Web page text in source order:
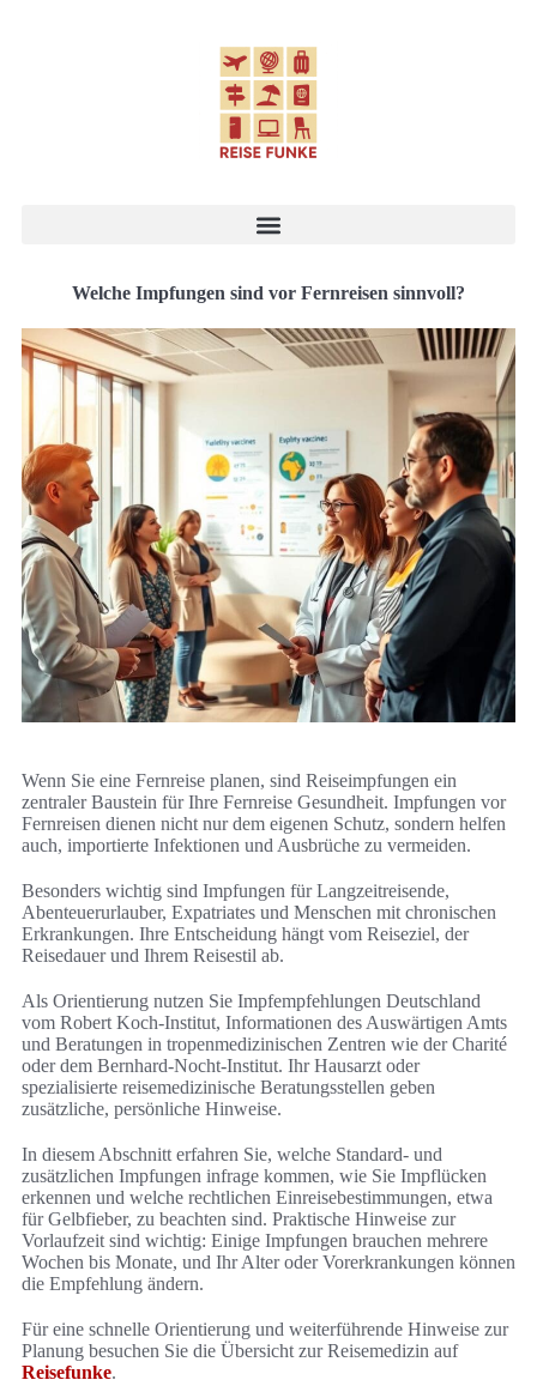
Welche Impfungen sind vor Fernreisen sinnvoll?
Wenn Sie eine Fernreise planen, sind Reiseimpfungen ein
zentraler Baustein für Ihre Fernreise Gesundheit. Impfungen vor
Fernreisen dienen nicht nur dem eigenen Schutz, sondern helfen
auch, importierte Infektionen und Ausbrüche zu vermeiden.
Besonders wichtig sind Impfungen für Langzeitreisende,
Abenteuerurlauber, Expatriates und Menschen mit chronischen
Erkrankungen. Ihre Entscheidung hängt vom Reiseziel, der
Reisedauer und Ihrem Reisestil ab.
Als Orientierung nutzen Sie Impfempfehlungen Deutschland
vom Robert Koch‑Institut, Informationen des Auswärtigen Amts
und Beratungen in tropenmedizinischen Zentren wie der Charité
oder dem Bernhard-Nocht-Institut. Ihr Hausarzt oder
spezialisierte reisemedizinische Beratungsstellen geben
zusätzliche, persönliche Hinweise.
In diesem Abschnitt erfahren Sie, welche Standard- und
zusätzlichen Impfungen infrage kommen, wie Sie Impflücken
erkennen und welche rechtlichen Einreisebestimmungen, etwa
für Gelbfieber, zu beachten sind. Praktische Hinweise zur
Vorlaufzeit sind wichtig: Einige Impfungen brauchen mehrere
Wochen bis Monate, und Ihr Alter oder Vorerkrankungen können
die Empfehlung ändern.
Für eine schnelle Orientierung und weiterführende Hinweise zur
Planung besuchen Sie die Übersicht zur Reisemedizin auf
Reisefunke.